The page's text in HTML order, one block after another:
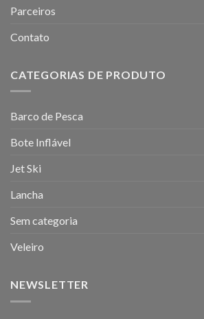
Parceiros
Contato
CATEGORIAS DE PRODUTO
Barco de Pesca
Bote Inflável
Jet Ski
Lancha
Sem categoria
Veleiro
NEWSLETTER